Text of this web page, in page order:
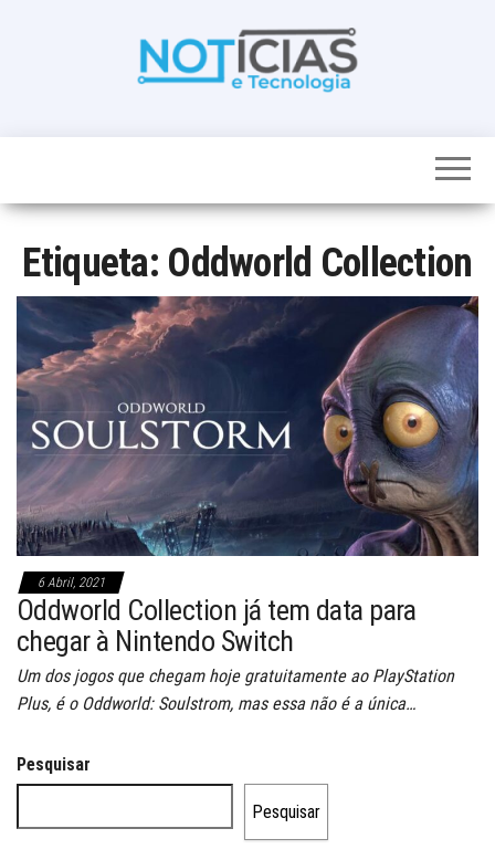
noticias de
num só lugar
Etiqueta: Oddworld Collection
6 Abril, 2021
Oddworld Collection já tem data para
chegar à Nintendo Switch
Um dos jogos que chegam hoje gratuitamente ao PlayStation
Plus, é o Oddworld: Soulstrom, mas essa não é a única…
Pesquisar
Pesquisar